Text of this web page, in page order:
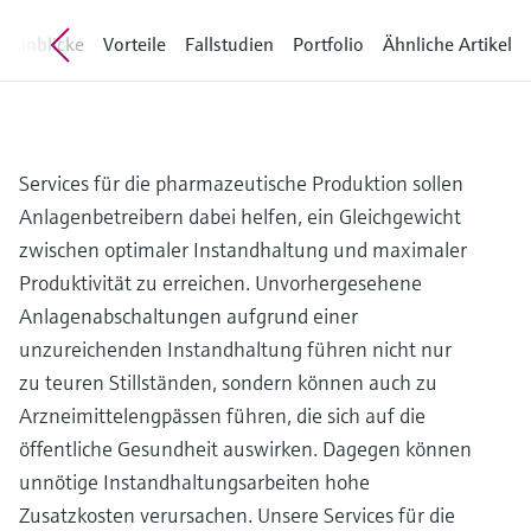
Device Viewer
Ersatzteile anhand von Produktwurzel,
Bestellcode oder Seriennummer finden
Füllstandsmessung Druck
Aluminium & Chromat
Mikrowellentransmission
Memosens-Technologie
Alle ansehen
Einblicke Vorteile Fallstudien Portfolio Ähnliche Artikel
Services für die pharmazeutische Produktion sollen
Anlagenbetreibern dabei helfen, ein Gleichgewicht
zwischen optimaler Instandhaltung und maximaler
Produktivität zu erreichen. Unvorhergesehene
Anlagenabschaltungen aufgrund einer
unzureichenden Instandhaltung führen nicht nur
zu teuren Stillständen, sondern können auch zu
Arzneimittelengpässen führen, die sich auf die
öffentliche Gesundheit auswirken. Dagegen können
unnötige Instandhaltungsarbeiten hohe
Zusatzkosten verursachen. Unsere Services für die